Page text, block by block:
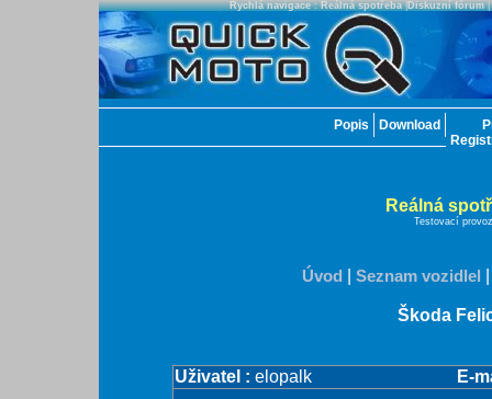
Popis Download
Rychlá navigace:Reálná spotřeba|Diskuzní fórum|
Reálná
Testovací provoz
Úvod Seznam vozidlel
Škoda
Uživatel : elopalk E-